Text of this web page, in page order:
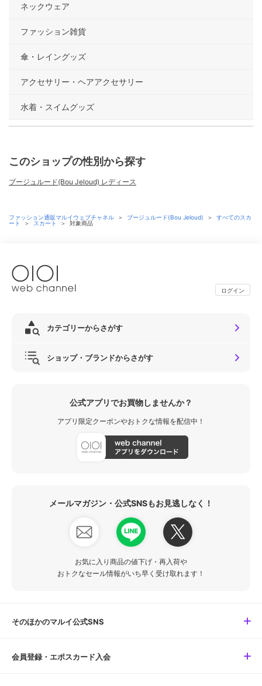
ネックウェア
ファッション雑貨
傘・レイングッズ
アクセサリー・ヘアアクセサリー
水着・スイムグッズ
このショップの性別から探す
ブージュルード(Bou Jeloud) レディース
ファッション通販マルイウェブチャネル ＞ ブージュルード(Bou Jeloud) ＞
すべてのスカ
ート
＞ スカート ＞ 対象商品
ログイン
カテゴリーからさがす
ショップ・ブランドからさがす
公式アプリでお買物しませんか？
アプリ限定クーポンやおトクな情報を配信中！
メールマガジン・公式SNSもお見逃しなく！
お気に入り商品の値下げ・再入荷や
おトクなセール情報がいち早く受け取れます！
そのほかのマルイ公式SNS
会員登録・エポスカード入会